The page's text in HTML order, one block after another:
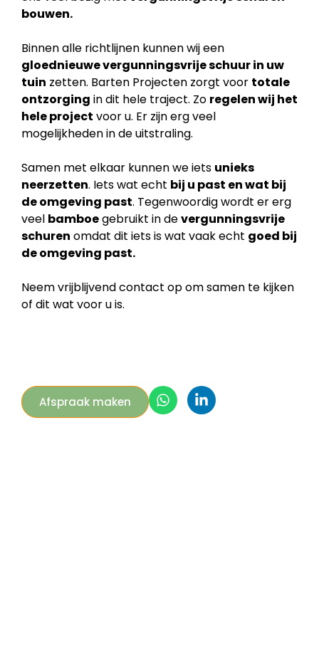
bouwen.
Binnen alle richtlijnen kunnen wij een
gloednieuwe vergunningsvrije schuur in uw
tuin zetten. Barten Projecten zorgt voor totale
ontzorging in dit hele traject. Zo regelen wij het
hele project voor u. Er zijn erg veel
mogelijkheden in de uitstraling.
Samen met elkaar kunnen we iets unieks
neerzetten. Iets wat echt bij u past en wat bij
deomgeving past. Tegenwoordig wordt er erg
veel bamboegebruikt in devergunningsvrije
schuren omdat dit iets is wat vaak echt goed bij
de omgeving past.
Neem vrijblijvend contact op om samen te kijken
of dit wat voor u is.
Afspraak maken